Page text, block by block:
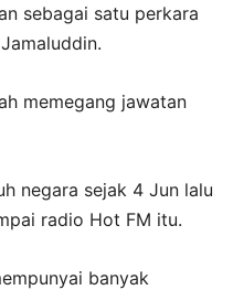
sebagai satu perkara
memegang jawatan
negara sejak 4 Jun lalu
radio Hot FM itu.
banyak